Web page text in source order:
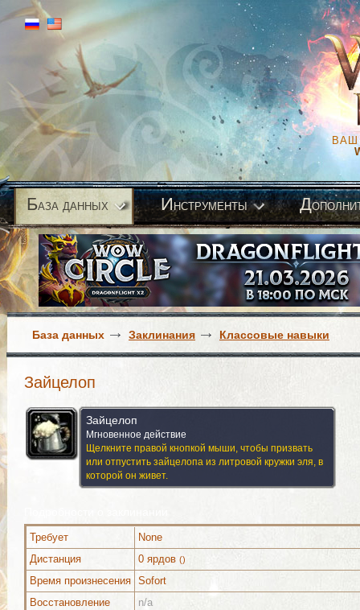
ВАШ
База данных Инструменты Д
База данных Заклинания Классовые навыки
Зайцелоп
Зайцелоп
Мгновенное действие
Щелкните правой кнопкой мыши, чтобы призвать
или отпустить зайцелопа из литровой кружки эля, в
которой он живет.
Требует
None
Дистанция
0 ярдов ()
Время произнесения Sofort
Восстановление
n/a
Можно выучить (1)